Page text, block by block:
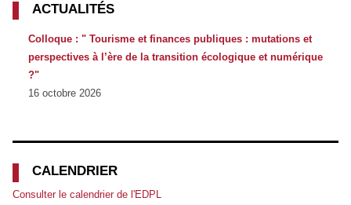
ACTUALITÉS
Colloque : " Tourisme et finances publiques : mutations et
perspectives à l’ère de la transition écologique et numérique
?"
16 octobre 2026
CALENDRIER
Consulter le calendrier de l'EDPL